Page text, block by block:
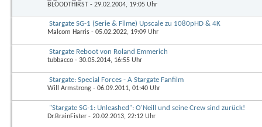
BLOODTHIRST - 29.02.2004, 19:05 Uhr
Stargate SG-1 (Serie & Filme) Upscale zu 1080pHD & 4K
Malcom Harris - 05.02.2022, 19:09 Uhr
Stargate Reboot von Roland Emmerich
tubbacco - 30.05.2014, 16:55 Uhr
Stargate: Special Forces - A Stargate Fanfilm
Will Armstrong - 06.09.2011, 01:40 Uhr
"Stargate SG-1: Unleashed": O'Neill und seine Crew sind zurück!
Dr.BrainFister - 20.02.2013, 22:12 Uhr